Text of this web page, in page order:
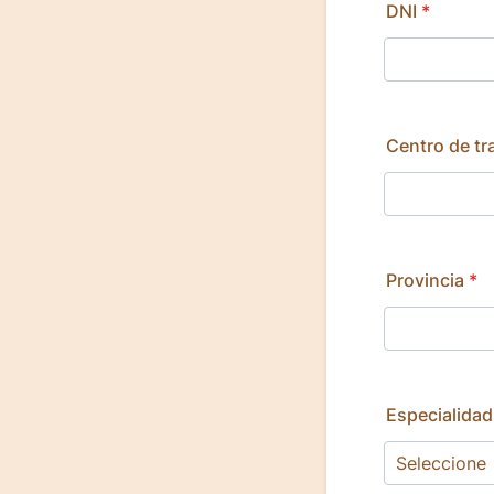
DNI *
Centro de
Provincia *
Especialidad